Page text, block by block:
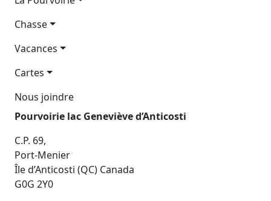
Chasse
Vacances
Cartes
Nous joindre
Pourvoirie lac Geneviève d’Anticosti
C.P. 69,
Port-Menier
Île d’Anticosti (QC) Canada
G0G 2Y0